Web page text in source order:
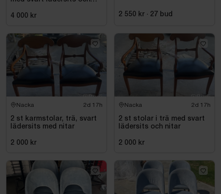
4 000 kr
2 550 kr · 27 bud
Nacka 2d 17h
2 st karmstolar, trä, svart
lädersits med nitar
2 000 kr
Nacka 2d 17h
2 st stolar i trä med svart
lädersits och nitar
2 000 kr